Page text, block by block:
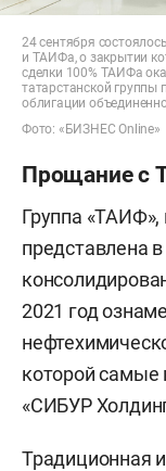
24 сентября
и ТАИФа, о закрытии
сделки 100% ТАИФа
татарстанской
облигации
Фото: «БИЗНЕС Online»
Прощание с
Группа
представлена
2021 год
которой
«СИБУР
Традиционная